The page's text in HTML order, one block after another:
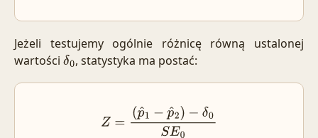
Jeżeli testujemy ogólnie różnicę równą ustalonej
wartości δ0, statystyka ma postać:
Z ^1− p^2)−δ 0S E0